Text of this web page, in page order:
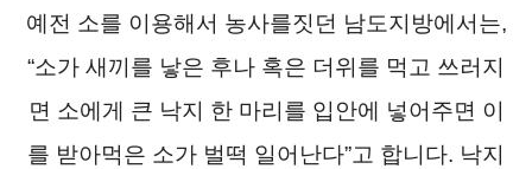
예전 소를 이용해서 농사를짓던 남도지방에서는,
“소가 새끼를 낳은 후나 혹은 더위를 먹고 쓰러지
면 소에게 큰 낙지 한 마리를 입안에 넣어주면 이
를 받아먹은 소가 벌떡 일어난다”고 합니다. 낙지